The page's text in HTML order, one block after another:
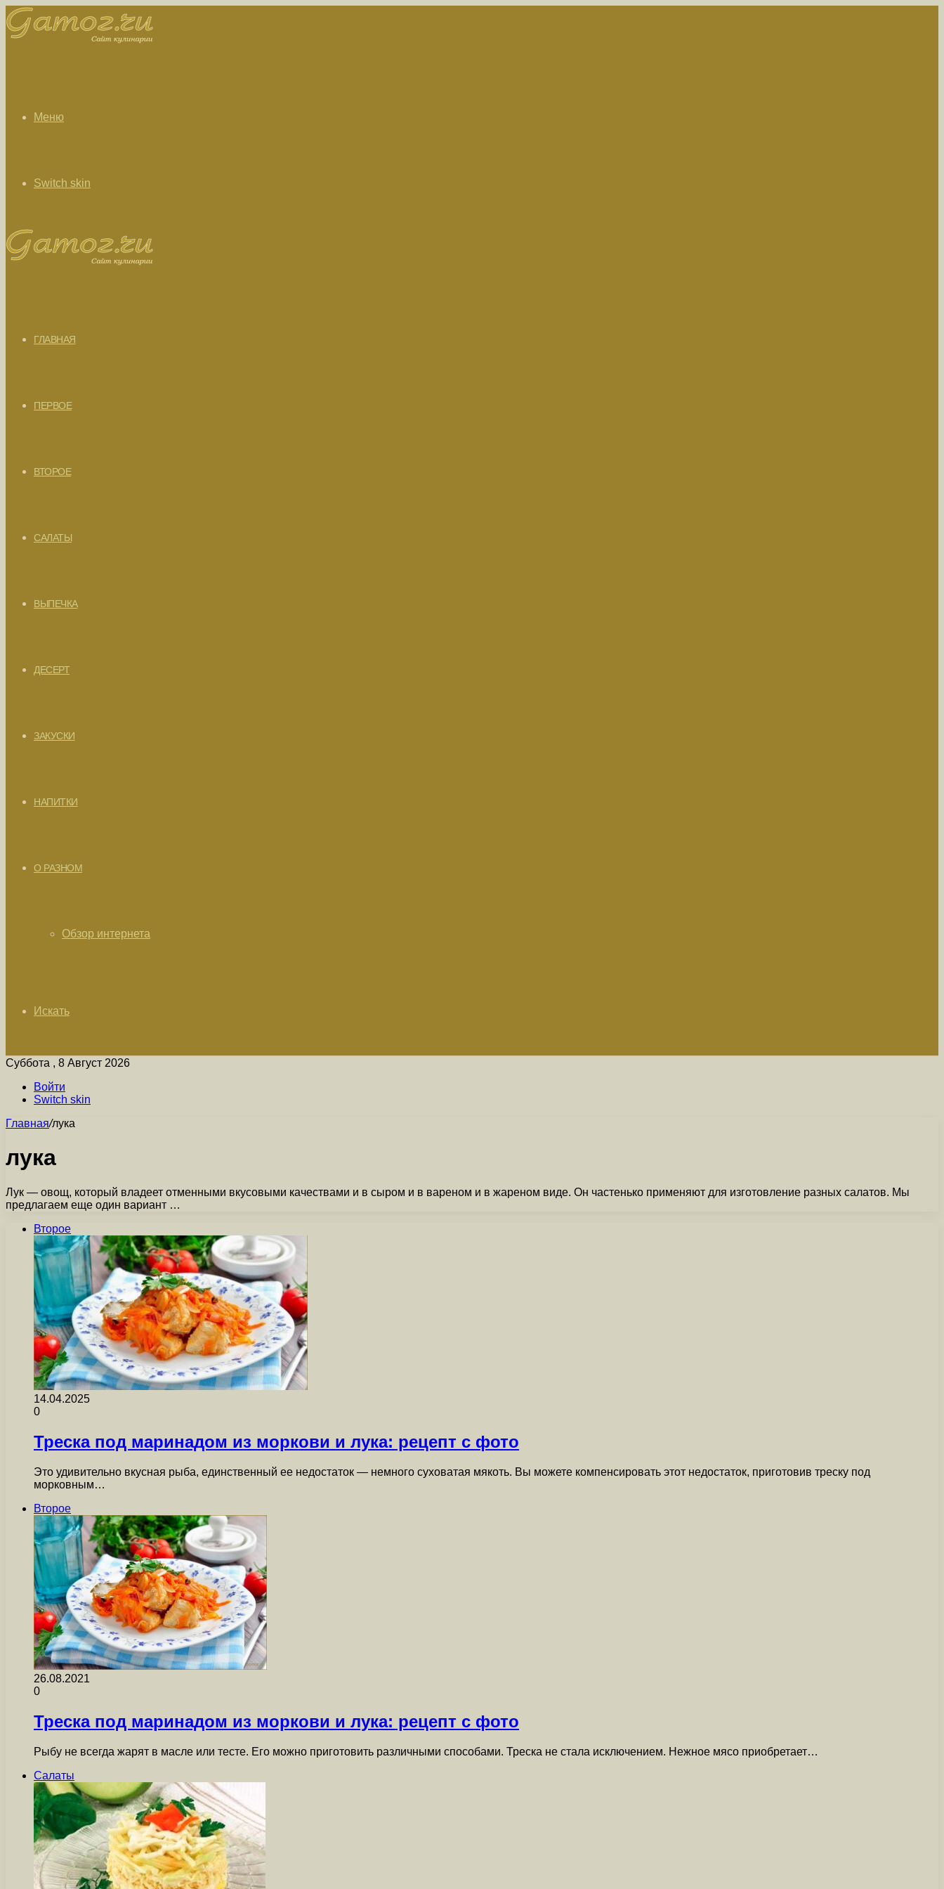
Меню
Switch skin
ГЛАВНАЯ
ПЕРВОЕ
ВТОРОЕ
САЛАТЫ
ВЫПЕЧКА
ДЕСЕРТ
ЗАКУСКИ
НАПИТКИ
О РАЗНОМ
Обзор интернета
Искать
Суббота , 8 Август 2026
Войти
Switch skin
Главная/лука
лука
Лук — овощ, который владеет отменными вкусовыми качествами и в сыром и в вареном и в жареном виде. Он частенько применяют для изготовление разных салатов. Мы
предлагаем еще один вариант …
Второе
14.04.2025
0
Треска под маринадом из моркови и лука: рецепт с фото
Это удивительно вкусная рыба, единственный ее недостаток — немного суховатая мякоть. Вы можете компенсировать этот недостаток, приготовив треску под
морковным…
Второе
26.08.2021
0
Треска под маринадом из моркови и лука: рецепт с фото
Рыбу не всегда жарят в масле или тесте. Его можно приготовить различными способами. Треска не стала исключением. Нежное мясо приобретает…
Салаты